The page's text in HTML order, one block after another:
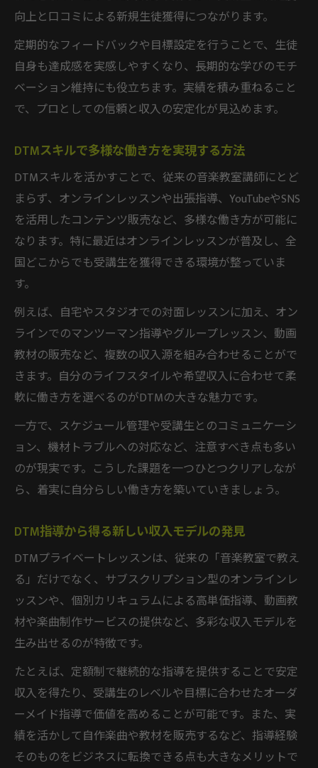
向上と口コミによる新規生徒獲得につながります。
定期的なフィードバックや目標設定を行うことで、生徒
自身も達成感を実感しやすくなり、長期的な学びのモチ
ベーション維持にも役立ちます。実績を積み重ねること
で、プロとしての信頼と収入の安定化が見込めます。
DTMスキルで多様な働き方を実現する方法
DTMスキルを活かすことで、従来の音楽教室講師にとど
まらず、オンラインレッスンや出張指導、YouTubeやSNS
を活用したコンテンツ販売など、多様な働き方が可能に
なります。特に最近はオンラインレッスンが普及し、全
国どこからでも受講生を獲得できる環境が整っていま
す。
例えば、自宅やスタジオでの対面レッスンに加え、オン
ラインでのマンツーマン指導やグループレッスン、動画
教材の販売など、複数の収入源を組み合わせることがで
きます。自分のライフスタイルや希望収入に合わせて柔
軟に働き方を選べるのがDTMの大きな魅力です。
一方で、スケジュール管理や受講生とのコミュニケーシ
ョン、機材トラブルへの対応など、注意すべき点も多い
のが現実です。こうした課題を一つひとつクリアしなが
ら、着実に自分らしい働き方を築いていきましょう。
DTM指導から得る新しい収入モデルの発見
DTMプライベートレッスンは、従来の「音楽教室で教え
る」だけでなく、サブスクリプション型のオンラインレ
ッスンや、個別カリキュラムによる高単価指導、動画教
材や楽曲制作サービスの提供など、多彩な収入モデルを
生み出せるのが特徴です。
たとえば、定額制で継続的な指導を提供することで安定
収入を得たり、受講生のレベルや目標に合わせたオーダ
ーメイド指導で価値を高めることが可能です。また、実
績を活かして自作楽曲や教材を販売するなど、指導経験
そのものをビジネスに転換できる点も大きなメリットで